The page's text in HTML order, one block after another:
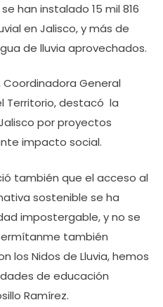
han instalado 15 mil 816
en Jalisco, y más de
de lluvia aprovechados.
Coordinadora General
Territorio, destacó la
por proyectos
impacto social.
también que el acceso al
sostenible se ha
impostergable, y no se
también
los Nidos de Lluvia, hemos
de educación
Ramírez.